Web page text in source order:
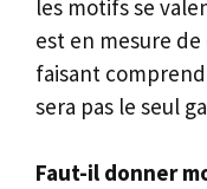
les motifs se
est en mesure
faisant
sera pas le seul
Faut-il donner